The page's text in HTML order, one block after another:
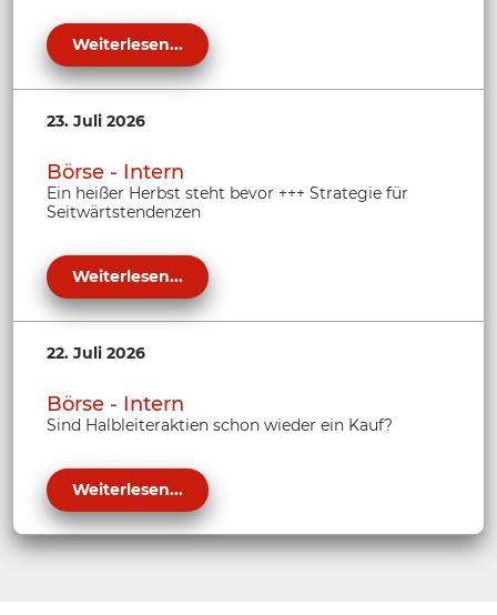
Weiterlesen...
23. Juli 2026
Börse - Intern
Ein heißer Herbst steht bevor +++ Strategie für
Seitwärtstendenzen
Weiterlesen...
22. Juli 2026
Börse - Intern
Sind Halbleiteraktien schon wieder ein Kauf?
Weiterlesen...